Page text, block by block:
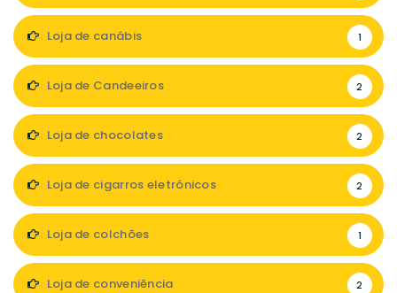
Loja de canábis 1
Loja de Candeeiros 2
Loja de chocolates 2
Loja de cigarros eletrónicos 2
Loja de colchões 1
Loja de conveniência 2